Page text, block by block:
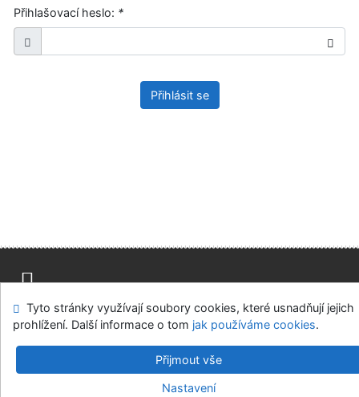
Přihlašovací heslo: *
Přihlásit se
Mapa stránek Přístupnost
Soukromí
Modul OpenSearch
Napište nám Nastavení cookies
Univerzitní knihovna - Univerzita Hradec Králové
v.4.8.63a-Cosmotron Bohemia, s.r.o.
Tyto stránky využívají soubory cookies, které usnadňují jejich
prohlížení. Další informace o tom jak používáme cookies.
Přijmout vše
Nastavení